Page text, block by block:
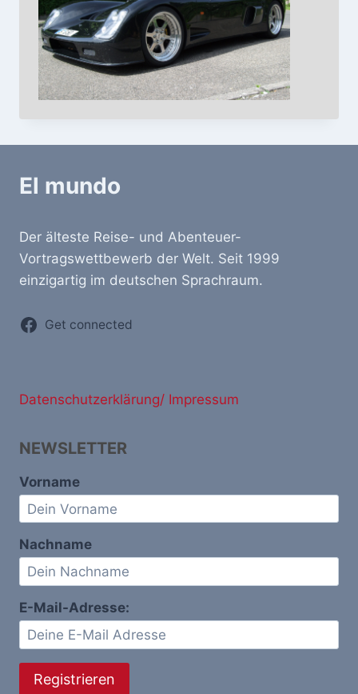
El mundo
Der älteste Reise- und Abenteuer-
Vortragswettbewerb der Welt. Seit 1999
einzigartig im deutschen Sprachraum.
Get connected
Datenschutzerklärung/ Impressum
NEWSLETTER
Vorname
Nachname
E-Mail-Adresse: